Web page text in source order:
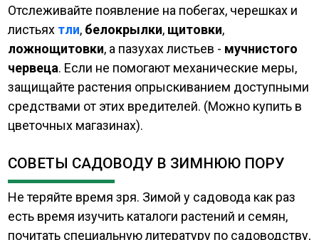
Отслеживайте появление на побегах, черешках и
листьях тли, белокрылки, щитовки,
ложнощитовки, а пазухах листьев - мучнистого
червеца. Если не помогают механические меры,
защищайте растения опрыскиванием доступными
средствами от этих вредителей. (Можно купить в
цветочных магазинах).
СОВЕТЫ САДОВОДУ В ЗИМНЮЮ ПОРУ
Не теряйте время зря. Зимой у садовода как раз
есть время изучить каталоги растений и семян,
почитать специальную литературу по садоводству,